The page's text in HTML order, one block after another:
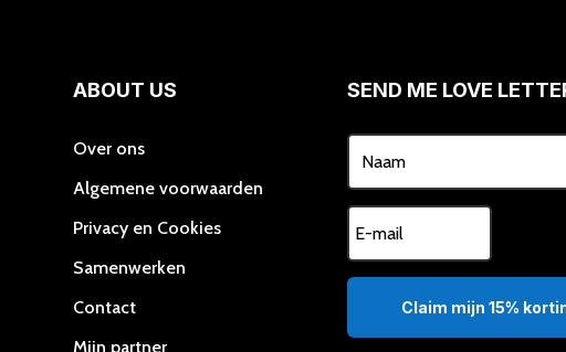
ABOUT US
Over ons
Algemene voorwaarden
Privacy en Cookies
Samenwerken
Contact
Mijn partner
SEND ME LOVE
Claim mijn 15%